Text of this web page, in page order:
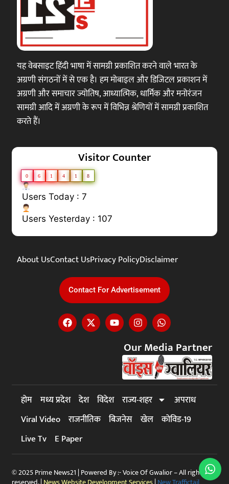
यह वेबसाइट हिंदी भाषा में सामग्री प्रकाशित करने वाले भारत के
अग्रणी संगठनों में से एक है। हम मोबाइल और डिजिटल प्रकाशन में
अग्रणी और समाचार ज्योतिष, आध्यात्मिक, धार्मिक और मनोरंजन
सामग्री आदि में अग्रणी के रूप में विभिन्न श्रेणियों में सामग्री प्रकाशित
करते हैं।
Visitor Counter
0 6 1 4 1 8
Users Today : 7
Users Yesterday : 107
About UsContact UsPrivacy PolicyDisclaimer
Contact For Advertisement
Our Media Partner
होम मध्य प्रदेश देश विदेश राज्य-शहर
अपराध
Viral Video राजनीतिक बिजनेस खेल कोविड-19
Live Tv
E Paper
© 2025 Prime News21 | Powered By :- Voice Of Gwalior – All rights